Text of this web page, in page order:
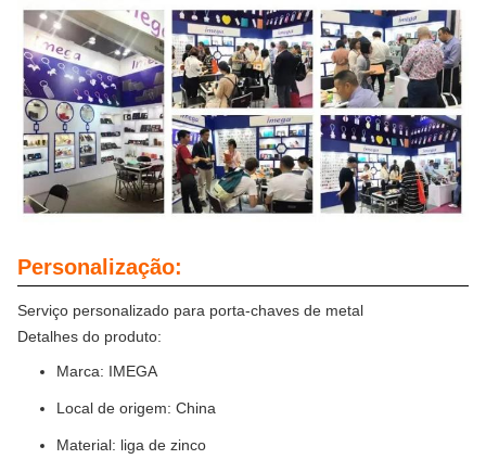
Personalização:
Serviço personalizado para porta-chaves de metal
Detalhes do produto:
Marca: IMEGA
Local de origem: China
Material: liga de zinco